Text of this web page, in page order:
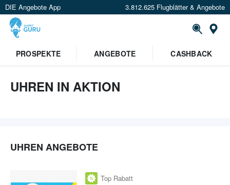
DIE Angebote App 3.812.625 Flugblätter & Angebote
PROSPEKTE
ANGEBOTE CASHBACK
UHREN IN AKTION
UHREN ANGEBOTE
Top Rabatt